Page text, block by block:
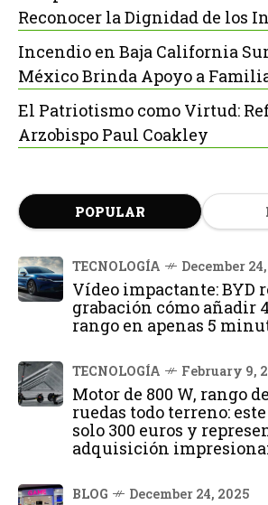
Reconocer la Dignidad de los
Incendio en Baja California
México Brinda Apoyo a
El Patriotismo como Virtud:
Arzobispo Paul Coakley
POPULAR
TECNOLOGÍA December
Vídeo impactante: BYD
grabación cómo añadir
rango en apenas 5
TECNOLOGÍA February 9,
Motor de 800 W, rango
ruedas todo terreno:
solo 300 euros y
adquisición
BLOG December 24, 2025